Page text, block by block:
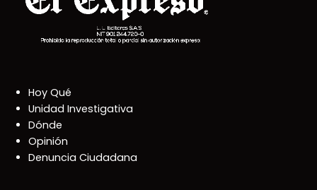
Hoy Qué
Unidad Investigativa
Dónde
Opinión
Denuncia Ciudadana